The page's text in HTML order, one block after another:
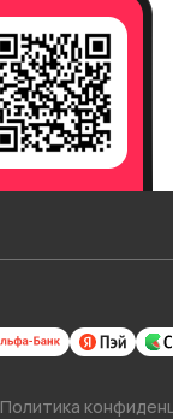
Политика